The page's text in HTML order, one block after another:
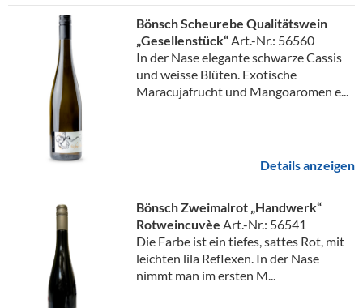
Bönsch Scheurebe Qualitätswein
„Gesellenstück“Art.-Nr.: 56560
In der Nase elegante schwarze Cassis
und weisse Blüten. Exotische
Maracujafrucht und Mangoaromen e...
Details anzeigen
Bönsch Zweimalrot „Handwerk“
Rotweincuvèe Art.-Nr.: 56541
Die Farbe ist ein tiefes, sattes Rot, mit
leichten lila Reflexen. In der Nase
nimmt man im ersten M...